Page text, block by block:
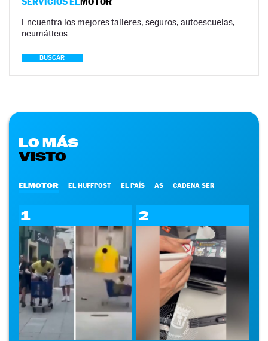
Encuentra los mejores talleres, seguros, autoescuelas,
neumáticos…
BUSCAR
LO MÁS
VISTO
ELMOTOR EL HUFFPOST EL PAÍS AS CADENA SER
1 2